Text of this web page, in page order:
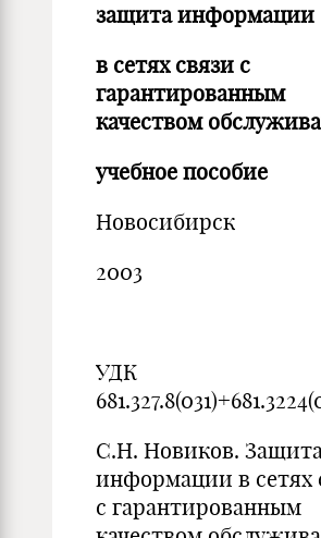
защита информации
в сетях связи с
гарантированным
качеством
учебное пособие
Новосибирск
2003
УДК
С.Н. Новиков.
информации в сетях
с гарантированным